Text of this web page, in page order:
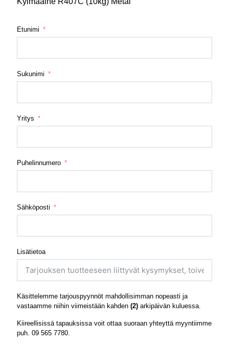
Etunimi
Sukunimi
Yritys
Puhelinnumero
Sähköposti
Lisätietoa
Käsittelemme tarjouspyynnöt mahdollisimman nopeasti ja
vastaamme niihin viimeistään kahden (2) arkipäivän kuluessa.
Kiireellisissä tapauksissa voit ottaa suoraan yhteyttä myyntiimme
puh. 09 565 7780